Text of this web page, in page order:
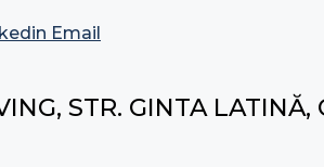
Email
STR. GINTA LATINĂ,